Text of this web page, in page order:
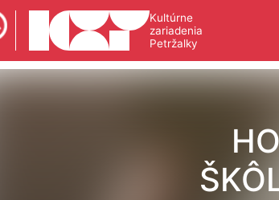
Kultúrne
zariadenia
Petržalky